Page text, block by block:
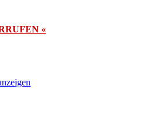
«